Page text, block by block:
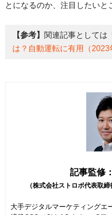
とになるのか、注目したいと
【参考】 関連記事としては「
は？自動運転に有用（2023
記事監修
（株式会社ストロボ代表取
大手デジタルマーケティングエ